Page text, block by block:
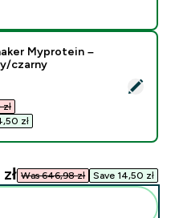
shaker Myprotein –
Myprotein –
czarny
price
zł‎
Was 646,98 zł‎ Save 14,50 zł‎